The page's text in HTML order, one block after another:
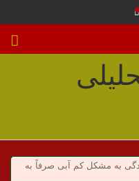
به مشکل کم آبی صرفاً به